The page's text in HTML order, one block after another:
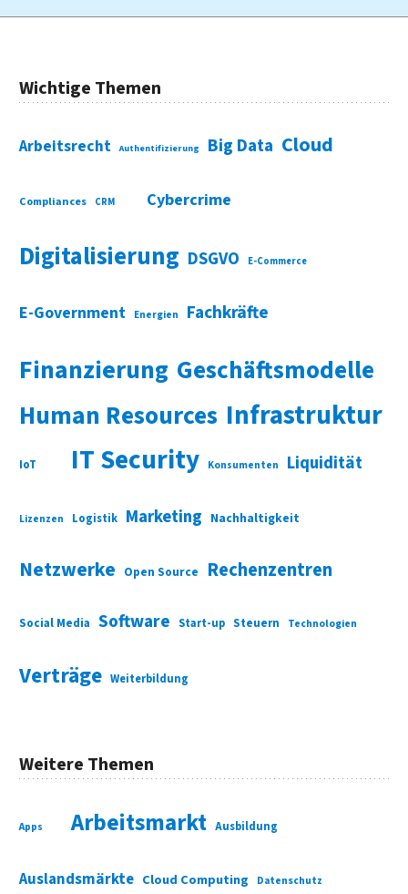
Wichtige Themen
Arbeitsrecht Authentifizierung Big Data Cloud
Compliances CRM Cybercrime
Digitalisierung DSGVO E-Commerce
E-Government Energien Fachkräfte
Finanzierung Geschäftsmodelle
Human Resources Infrastruktur
IoT IT Security Konsumenten Liquidität
Lizenzen Logistik Marketing Nachhaltigkeit
Netzwerke Open Source Rechenzentren
Social Media Software Start-up Steuern Technologien
Verträge Weiterbildung
Weitere Themen
Apps Arbeitsmarkt Ausbildung
Auslandsmärkte Cloud Computing Datenschutz